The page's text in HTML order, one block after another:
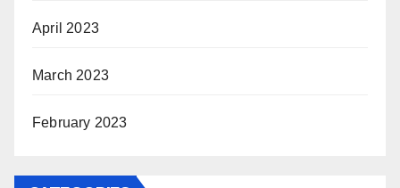
April 2023
March 2023
February 2023